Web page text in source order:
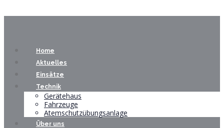
Home
Aktuelles
Einsätze
Technik
Gerätehaus
Fahrzeuge
Atemschutzübungsanlage
Über uns